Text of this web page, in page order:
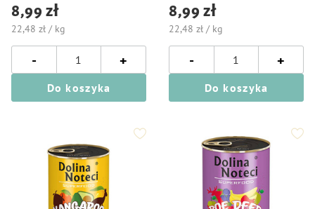
8,99 zł
22,48 zł / kg
- +
Do koszyka
8,99 zł
22,48 zł / kg
- +
Do koszyka